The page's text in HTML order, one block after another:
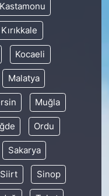
Kastamonu
Kırıkkale
Kocaeli
Malatya
Muğla
Ordu
Sakarya
Siirt Sinop